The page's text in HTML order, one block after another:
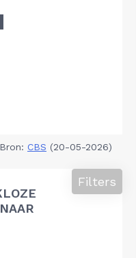
Bron: CBS (20-05-2026)
Filters